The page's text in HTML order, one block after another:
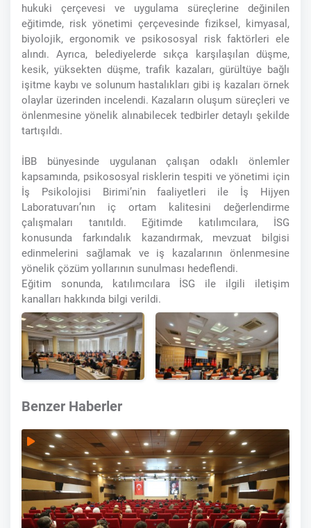
hukuki çerçevesi ve uygulama süreçlerine değinilen
eğitimde, risk yönetimi çerçevesinde fiziksel, kimyasal,
biyolojik, ergonomik ve psikososyal risk faktörleri ele
alındı. Ayrıca, belediyelerde sıkça karşılaşılan düşme,
kesik, yüksekten düşme, trafik kazaları, gürültüye bağlı
işitme kaybı ve solunum hastalıkları gibi iş kazaları örnek
olaylar üzerinden incelendi. Kazaların oluşum süreçleri ve
önlenmesine yönelik alınabilecek tedbirler detaylı şekilde
tartışıldı.
İBB bünyesinde uygulanan çalışan odaklı önlemler
kapsamında, psikososyal risklerin tespiti ve yönetimi için
İş Psikolojisi Birimi’nin faaliyetleri ile İş Hijyen
Laboratuvarı’nın iç ortam kalitesini değerlendirme
çalışmaları tanıtıldı. Eğitimde katılımcılara, İSG
konusunda farkındalık kazandırmak, mevzuat bilgisi
edinmelerini sağlamak ve iş kazalarının önlenmesine
yönelik çözüm yollarının sunulması hedeflendi.
Eğitim sonunda, katılımcılara İSG ile ilgili iletişim
kanalları hakkında bilgi verildi.
Benzer Haberler